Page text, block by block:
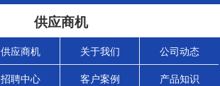
供应商机
供应商机 关于我们 公司动态
招聘中心 客户案例 产品知识